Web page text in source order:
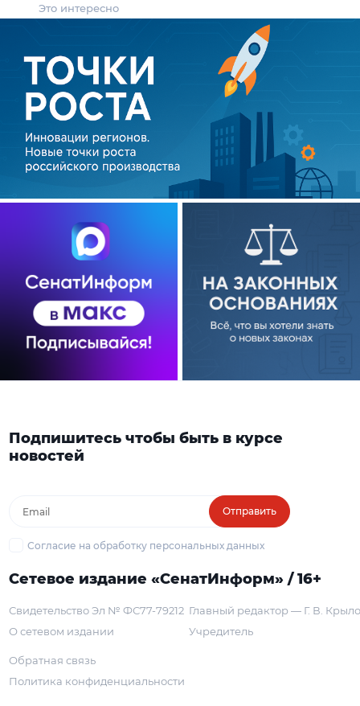
Это интересно
Подпишитесь чтобы быть в курсе
новостей
Отправить
Согласие на обработку персональных данных
Сетевое издание «СенатИнформ» / 16+
Свидетельство Эл № ФС77-79212
О сетевом издании
Главный редактор — Г. В.
Учредитель
Обратная связь
Политика конфиденциальности